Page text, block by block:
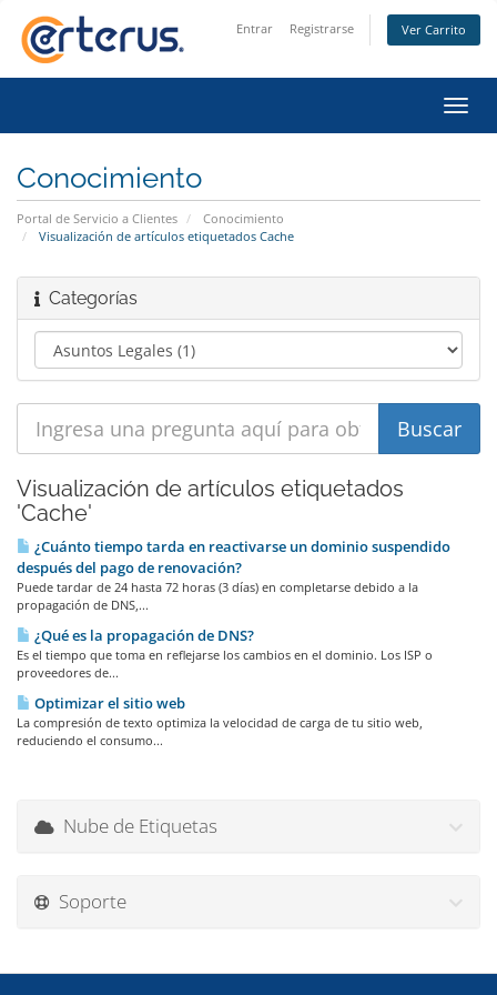
Entrar Registrarse Ver Carrito
Conocimiento
Portal de Servicio a Clientes
Conocimiento
Visualización de artículos etiquetados Cache
Categorías
Visualización de artículos etiquetados
'Cache'
¿Cuánto tiempo tarda en reactivarse un dominio suspendido
después del pago de renovación?
Puede tardar de 24 hasta 72 horas (3 días) en completarse debido a la
propagación de DNS,...
¿Qué es la propagación de DNS?
Es el tiempo que toma en reflejarse los cambios en el dominio. Los ISP o
proveedores de...
Optimizar el sitio web
La compresión de texto optimiza la velocidad de carga de tu sitio web,
reduciendo el consumo...
Nube de Etiquetas
Soporte